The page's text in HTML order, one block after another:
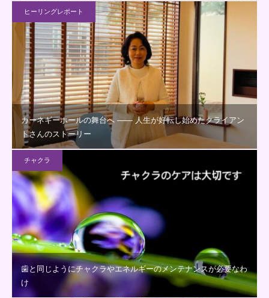
ヒーリングレポート
カーネギーホールの舞台へ —— 人生が好転し始めたクライアン
トさんのストーリー
チャクラ
歯と同じようにチャクラやエネルギーのメンテナンスが必要なわ
け